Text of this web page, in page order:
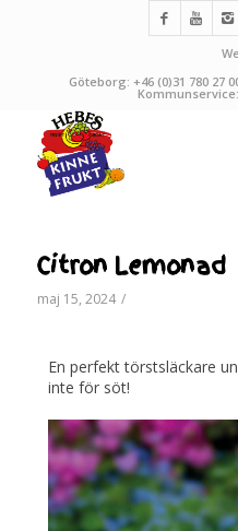
Göteborg: +46 (0)31 780 27
Kommunservice:
Citron Lemonad
maj 15, 2024 /
En perfekt törstsläckare
inte för söt!